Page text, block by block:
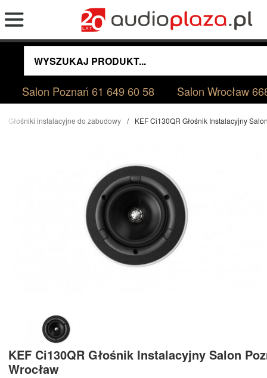
Salon Poznań61 649 60 58 Salon Wrocław
Głośniki instalacyjne do zabudowy KEF Ci130QR Głośnik Instalacyjny
KEF Ci130QR Głośnik Instalacyjny Salon
Wrocław